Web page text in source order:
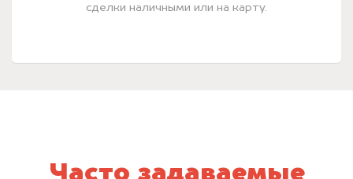
сделки наличными или на карту.
Часто задаваемые